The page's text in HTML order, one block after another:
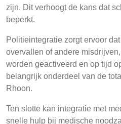
zijn. Dit verhoogt de kans dat
beperkt.
Politieintegratie zorgt ervoor
overvallen of andere
worden geactiveerd en op tijd
belangrijk onderdeel van de
Rhoon.
Ten slotte kan integratie met
snelle hulp bij medische